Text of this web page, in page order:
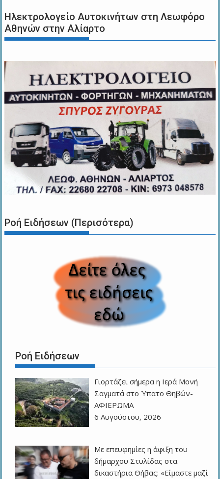
Ηλεκτρολογείο Αυτοκινήτων στη Λεωφόρο
Αθηνών στην Αλίαρτο
Ροή Ειδήσεων (Περισότερα)
Ροή Ειδήσεων
Γιορτάζει σήμερα η Ιερά Μονή
Σαγματά στο Ύπατο Θηβών-
ΑΦΙΕΡΩΜΑ
6 Αυγούστου, 2026
Με επευφημίες η άφιξη του
δήμαρχου Στυλίδας στα
δικαστήρια Θήβας: «Είμαστε μαζί